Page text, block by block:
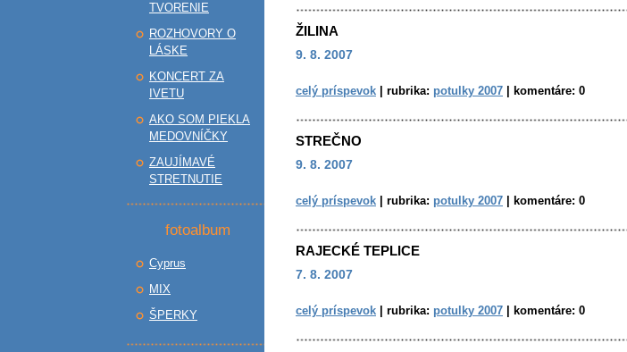
ŽILINA
9. 8. 2007
celý príspevok rubrika: potulky 2007 komentáre: 0
STREČNO
9. 8. 2007
celý príspevok rubrika: potulky 2007 komentáre: 0
RAJECKÉ TEPLICE
7. 8. 2007
celý príspevok rubrika: potulky 2007 komentáre: 0
TVORENIE
ROZHOVORY O
LÁSKE
KONCERT ZA
IVETU
AKO SOM PIEKLA
MEDOVNÍČKY
ZAUJÍMAVÉ
STRETNUTIE
fotoalbum
Cyprus
MIX
ŠPERKY